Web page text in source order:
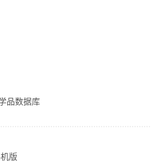
品数据库
版